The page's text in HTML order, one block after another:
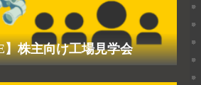
】株主向け工場見学会